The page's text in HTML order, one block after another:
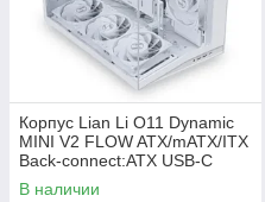
Корпус Lian Li O11 Dynamic
MINI V2 FLOW ATX/mATX/ITX
Back-connect:ATX USB-C
G99.O11DMIV2FW.00 Белый
В наличии